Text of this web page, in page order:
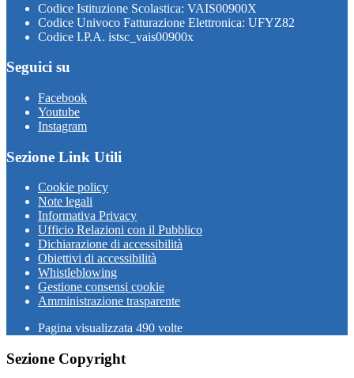
Codice Istituzione Scolastica: VAIS00900X
Codice Univoco Fatturazione Elettronica: UFYZ82
Codice I.P.A. istsc_vais00900x
Seguici su
Facebook
Youtube
Instagram
Sezione Link Utili
Cookie policy
Note legali
Informativa Privacy
Ufficio Relazioni con il Pubblico
Dichiarazione di accessibilità
Obiettivi di accessibilità
Whistleblowing
Gestione consensi cookie
Amministrazione trasparente
Pagina visualizzata 490 volte
Sezione Copyright